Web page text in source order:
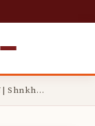
| Shnkh…